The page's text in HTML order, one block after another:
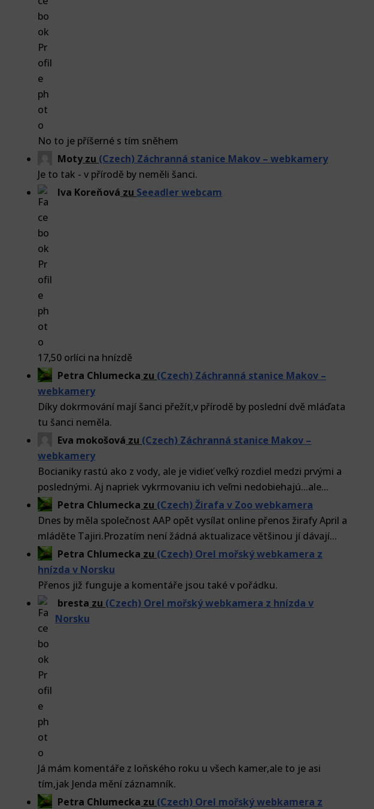
No to je příšerné s tím sněhem
Motyzu (Czech) Záchranná stanice Makov – webkamery
Je to tak - v přírodě by neměli šanci.
Iva Koreňová zu Seeadler webcam
17,50 orlíci na hnízdě
Petra Chlumecka zu (Czech) Záchranná stanice Makov –
webkamery
Díky dokrmování mají šanci přežít,v přírodě by poslední dvě mláďata
tu šanci neměla.
Eva mokošová zu (Czech) Záchranná stanice Makov –
webkamery
Bocianiky rastú ako z vody, ale je vidieť veľký rozdiel medzi prvými a
poslednými. Aj napriek vykrmovaniu ich veľmi nedobiehajú...ale...
Petra Chlumecka zu (Czech) Žirafa v Zoo webkamera
Dnes by měla společnost AAP opět vysílat online přenos žirafy April a
mláděte Tajiri.Prozatím není žádná aktualizace většinou jí dávají...
Petra Chlumecka zu (Czech) Orel mořský webkamera z
hnízda v Norsku
Přenos již funguje a komentáře jsou také v pořádku.
bresta zu (Czech) Orel mořský webkamera z hnízda v
Norsku
Já mám komentáře z loňského roku u všech kamer,ale to je asi
tím,jak Jenda mění záznamník.
Petra Chlumecka zu (Czech) Orel mořský webkamera z